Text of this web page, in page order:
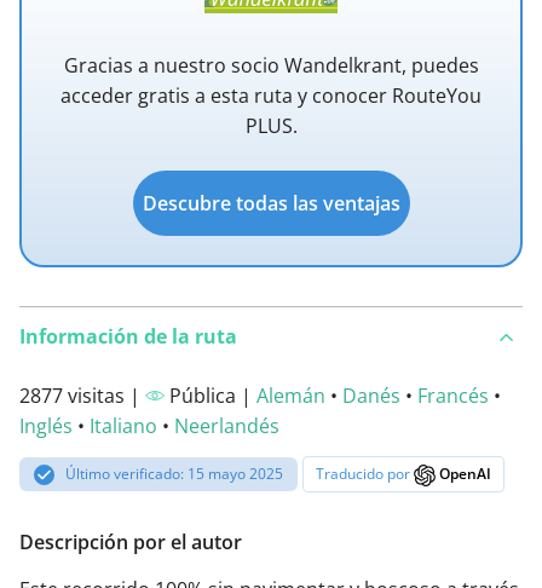
Gracias a nuestro socio Wandelkrant, puedes
acceder gratis a esta ruta y conocer RouteYou
PLUS.
Descubre todas las ventajas
Información de la ruta
2877 visitas | Pública | Alemán • Danés • Francés •
Inglés • Italiano • Neerlandés
Último verificado: 15 mayo 2025 Traducido por OpenAI
Descripción por el autor